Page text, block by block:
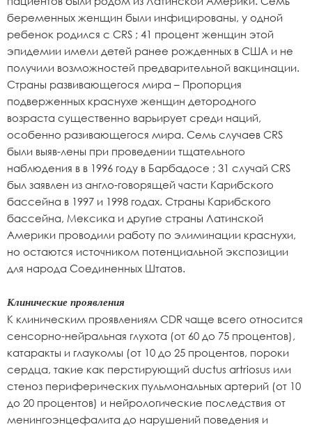
беременных женщин были инфицированы, у одной
ребенок родился с CRS ; 41 процент женщин этой
эпидемии имели детей ранее рожденных в США и не
получили возможностей предварительной вакцинации.
Страны развивающегося мира – Пропорция
подверженных краснухе женщин детородного
возраста существенно варьирует среди наций,
особенно разивающегося мира. Семь случаев CRS
были выяв-лены при проведении тщательного
наблюдения в в 1996 году в Барбадосе ; 31 случай CRS
был заявлен из англо-говорящей части Карибского
бассейна в 1997 и 1998 годах. Страны Карибского
бассейна, Мексика и другие страны Латинской
Америки проводили работу по элиминации краснухи,
но остаются источником потенциальной экспозиции
для народа Соединенных Штатов.
Клинические проявления
К клиническим проявлениям CDR чаще всего относится
сенсорно-нейральная глухота (от 60 до 75 процентов),
катаракты и глаукомы (от 10 до 25 процентов, пороки
сердца, такие как перстирующий ductus artriosus или
стеноз периферических пульмональных артерий (от 10
до 20 процентов) и нейрологические последствия от
менингоэнцефалита до нарушений поведения и